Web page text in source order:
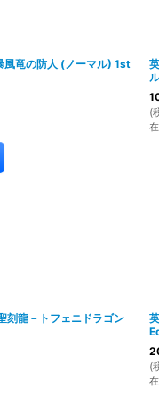
竜の防人 (ノーマル) 1st
(
龍－トフェニドラゴン
(